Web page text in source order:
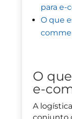
para e-
O que
O
e-
A